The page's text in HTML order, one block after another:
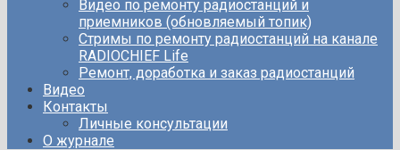
Видео по ремонту радиостанций и
приемников (обновляемый топик)
Стримы по ремонту радиостанций на канале
RADIOCHIEF Life
Ремонт, доработка и заказ радиостанций
Видео
Контакты
Личные консультации
О журнале